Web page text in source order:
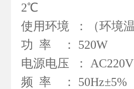
2℃
使用环境 ：（环境
功 率 ： 520W
电源电压 ：
频 率 ： 50Hz±5%